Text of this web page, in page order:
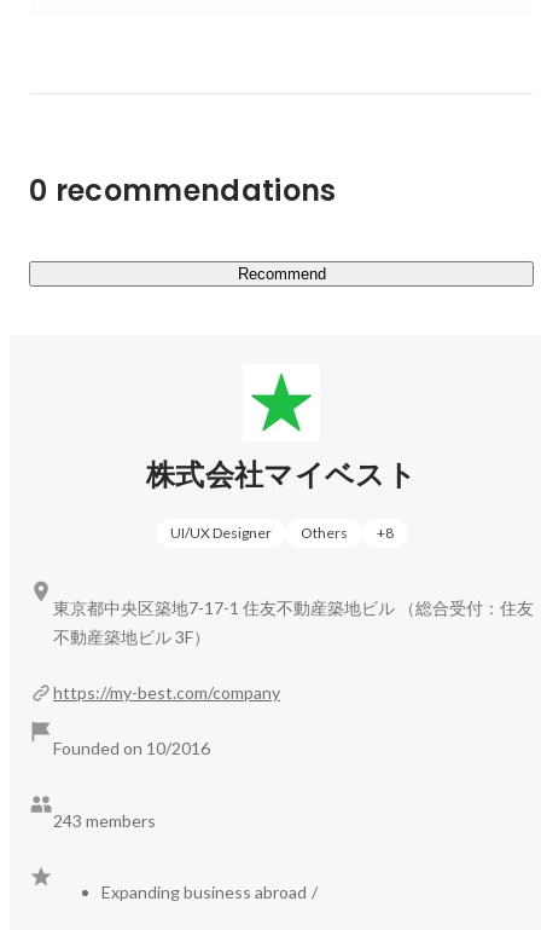
0 recommendations
Recommend
株式会社マイベスト
UI/UX Designer Others +8
https://my-best.com/company
Founded on 10/2016
243 members
Expanding business abroad /
東京都中央区築地7-17-1 住友不動産築地ビル （総合受付：住友
不動産築地ビル 3F）